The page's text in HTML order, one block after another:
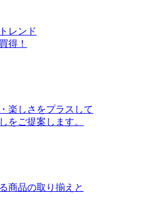
レンド
得！
楽しさをプラスして
をご提案します。
商品の取り揃えと